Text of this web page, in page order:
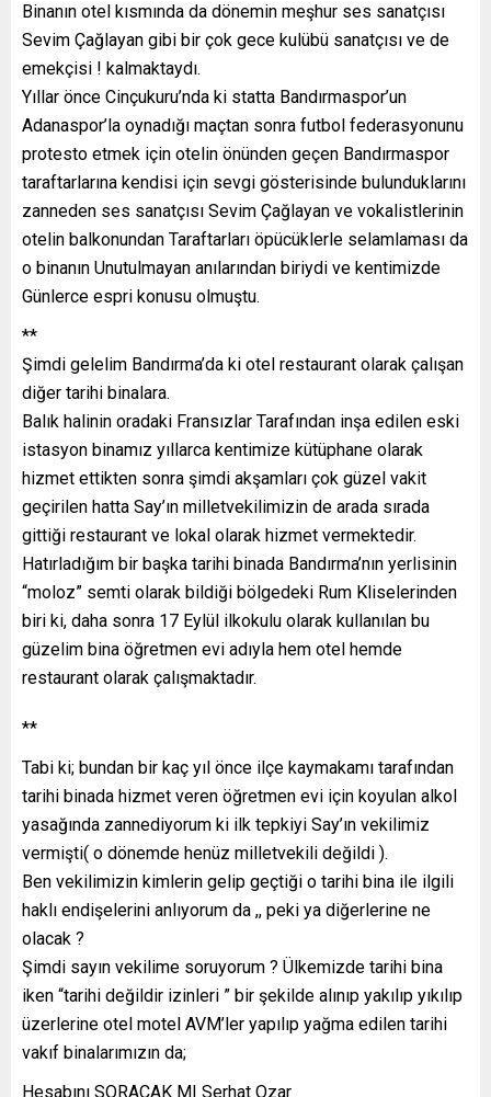
Binanın otel kısmında da dönemin meşhur ses sanatçısı
Sevim Çağlayan gibi bir çok gece kulübü sanatçısı ve de
emekçisi ! kalmaktaydı.
Yıllar önce Cinçukuru’nda ki statta Bandırmaspor’un
Adanaspor’la oynadığı maçtan sonra futbol federasyonunu
protesto etmek için otelin önünden geçen Bandırmaspor
taraftarlarına kendisi için sevgi gösterisinde bulunduklarını
zanneden ses sanatçısı Sevim Çağlayan ve vokalistlerinin
otelin balkonundan Taraftarları öpücüklerle selamlaması da
o binanın Unutulmayan anılarından biriydi ve kentimizde
Günlerce espri konusu olmuştu.
**
Şimdi gelelim Bandırma’da ki otel restaurant olarak çalışan
diğer tarihi binalara.
Balık halinin oradaki Fransızlar Tarafından inşa edilen eski
istasyon binamız yıllarca kentimize kütüphane olarak
hizmet ettikten sonra şimdi akşamları çok güzel vakit
geçirilen hatta Say’ın milletvekilimizin de arada sırada
gittiği restaurant ve lokal olarak hizmet vermektedir.
Hatırladığım bir başka tarihi binada Bandırma’nın yerlisinin
“moloz” semti olarak bildiği bölgedeki Rum Kliselerinden
biri ki, daha sonra 17 Eylül ilkokulu olarak kullanılan bu
güzelim bina öğretmen evi adıyla hem otel hemde
restaurant olarak çalışmaktadır.
**
Tabi ki; bundan bir kaç yıl önce ilçe kaymakamı tarafından
tarihi binada hizmet veren öğretmen evi için koyulan alkol
yasağında zannediyorum ki ilk tepkiyi Say’ın vekilimiz
vermişti( o dönemde henüz milletvekili değildi ).
Ben vekilimizin kimlerin gelip geçtiği o tarihi bina ile ilgili
haklı endişelerini anlıyorum da ,, peki ya diğerlerine ne
olacak ?
Şimdi sayın vekilime soruyorum ? Ülkemizde tarihi bina
iken “tarihi değildir izinleri ” bir şekilde alınıp yakılıp yıkılıp
üzerlerine otel motel AVM’ler yapılıp yağma edilen tarihi
vakıf binalarımızın da;
Hesabını SORACAK MI Serhat Ozar